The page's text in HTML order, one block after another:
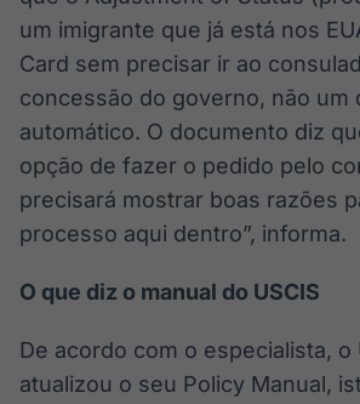
Broadcast
Widgets
para
Wallboard
displays e
Broadcast
um imigrante que já está nos
Card sem precisar ir ao
concessão do governo, não um
automático. O documento diz
opção de fazer o pedido pelo
precisará mostrar boas razões
processo aqui dentro”, informa.
O que diz o manual do USCIS
De acordo com o especialista, o
atualizou o seu Policy Manual,